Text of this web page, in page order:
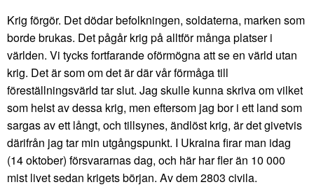
Krig förgör. Det dödar befolkningen, soldaterna, marken som
borde brukas. Det pågår krig på alltför många platser i
världen. Vi tycks fortfarande oförmögna att se en värld utan
krig. Det är som om det är där vår förmåga till
föreställningsvärld tar slut. Jag skulle kunna skriva om vilket
som helst av dessa krig, men eftersom jag bor i ett land som
sargas av ett långt, och tillsynes, ändlöst krig, är det givetvis
därifrån jag tar min utgångspunkt. I Ukraina firar man idag
(14 oktober) försvararnas dag, och här har fler än 10 000
mist livet sedan krigets början. Av dem 2803 civila.